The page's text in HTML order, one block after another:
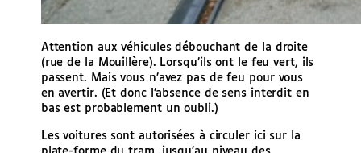
Attention aux véhicules débouchant de la droite
(rue de la Mouillère). Lorsqu’ils ont le feu vert, ils
passent. Mais vous n’avez pas de feu pour vous
en avertir. (Et donc l’absence de sens interdit en
bas est probablement un oubli.)
Les voitures sont autorisées à circuler ici sur la